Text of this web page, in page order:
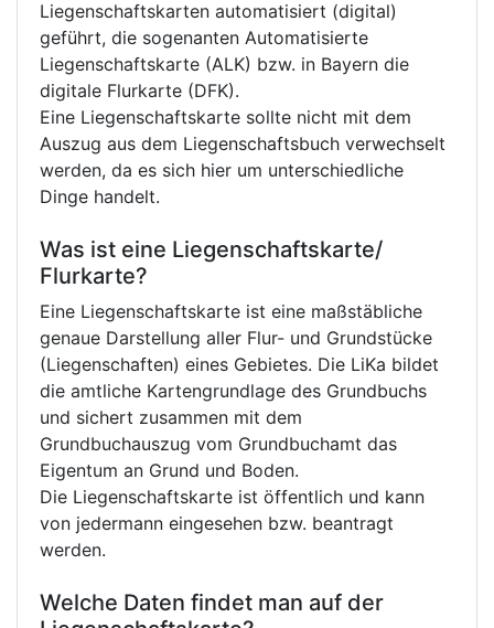
Liegenschaftskarten automatisiert (digital)
geführt, die sogenanten Automatisierte
Liegenschaftskarte (ALK) bzw. in Bayern die
digitale Flurkarte (DFK).
Eine Liegenschaftskarte sollte nicht mit dem
Auszug aus dem Liegenschaftsbuch verwechselt
werden, da es sich hier um unterschiedliche
Dinge handelt.
Was ist eine Liegenschaftskarte/
Flurkarte?
Eine Liegenschaftskarte ist eine maßstäbliche
genaue Darstellung aller Flur- und Grundstücke
(Liegenschaften) eines Gebietes. Die LiKa bildet
die amtliche Kartengrundlage des Grundbuchs
und sichert zusammen mit dem
Grundbuchauszug vom Grundbuchamt das
Eigentum an Grund und Boden.
Die Liegenschaftskarte ist öffentlich und kann
von jedermann eingesehen bzw. beantragt
werden.
Welche Daten findet man auf der